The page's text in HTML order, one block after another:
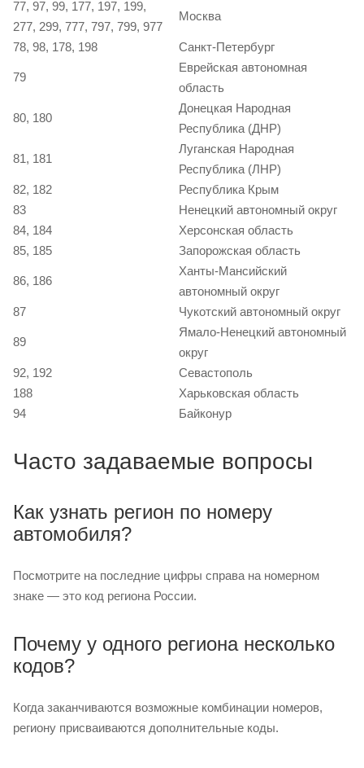
77, 97, 99, 177, 197, 199,
277, 299, 777, 797, 799, 977
Москва
78, 98, 178, 198 Санкт-Петербург
79
Еврейская автономная
область
80, 180
Донецкая Народная
Республика (ДНР)
81, 181
Луганская Народная
Республика (ЛНР)
82, 182
Республика Крым
83
Ненецкий автономный округ
84, 184
Херсонская область
85, 185
Запорожская область
86, 186
Ханты-Мансийский
автономный округ
87
Чукотский автономный округ
89
Ямало-Ненецкий автономный
округ
92, 192
Севастополь
188
Харьковская область
94
Байконур
Часто задаваемые вопросы
Как узнать регион по номеру
автомобиля?
Посмотрите на последние цифры справа на номерном
знаке — это код региона России.
Почему у одного региона несколько
кодов?
Когда заканчиваются возможные комбинации номеров,
региону присваиваются дополнительные коды.